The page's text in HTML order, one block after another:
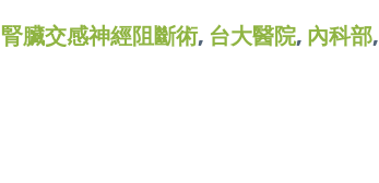
腎臟交感神經阻斷術, 台大醫院, 內科部,